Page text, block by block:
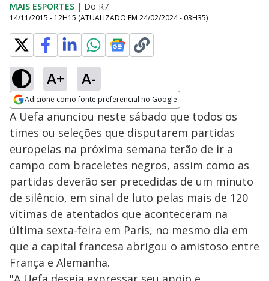
MAIS ESPORTES | Do R7
14/11/2015 - 12H15 (ATUALIZADO EM 24/02/2024 - 03H35)
A+ A-
Adicione como fonte preferencial no Google
Opens in new window
A Uefa anunciou neste sábado que todos os
times ou seleções que disputarem partidas
europeias na próxima semana terão de ir a
campo com braceletes negros, assim como as
partidas deverão ser precedidas de um minuto
de silêncio, em sinal de luto pelas mais de 120
vítimas de atentados que aconteceram na
última sexta-feira em Paris, no mesmo dia em
que a capital francesa abrigou o amistoso entre
França e Alemanha.